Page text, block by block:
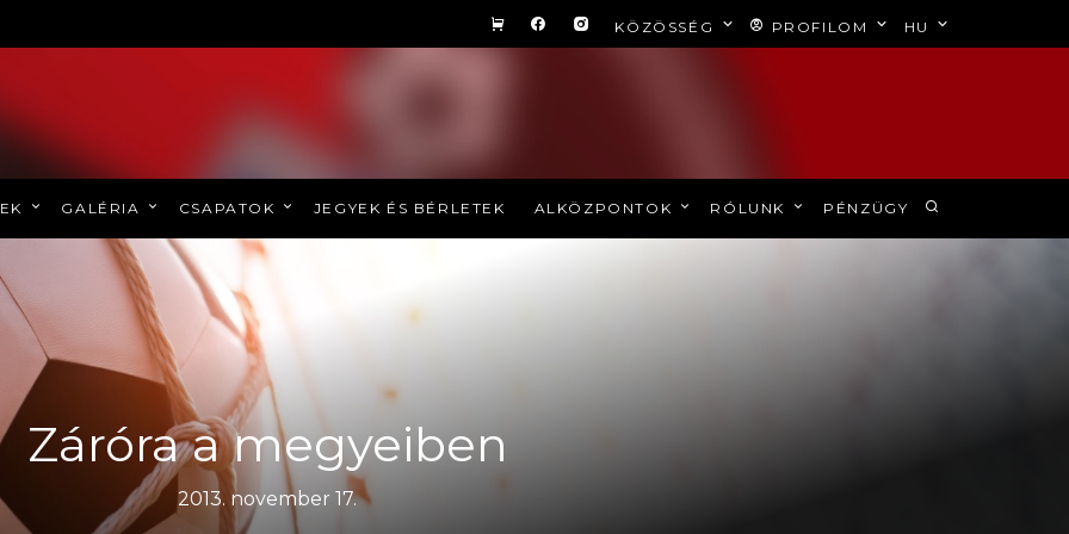
KÖZÖSSÉG PROFILOM HU
GALÉRIA CSAPATOK JEGYEK ÉS BÉRLETEK ALKÖZPONTOK RÓLUNK PÉNZÜGY
Záróra a megyeiben
2013. november 17.